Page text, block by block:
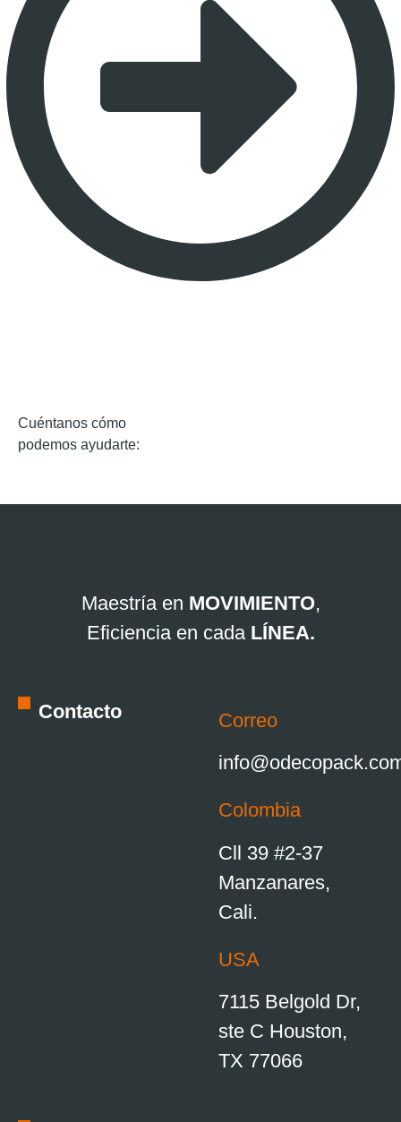
Cuéntanos cómo
podemos ayudarte:
Maestría en MOVIMIENTO,
Eficiencia en cada LÍNEA.
Contacto
Correo
Colombia
Cll 39 #2-37
Manzanares,
Cali.
USA
7115 Belgold Dr,
ste C Houston,
TX 77066